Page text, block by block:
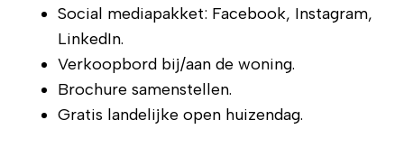
Social mediapakket: Facebook, Instagram,
LinkedIn.
Verkoopbord bij/aan de woning.
Brochure samenstellen.
Gratis landelijke open huizendag.